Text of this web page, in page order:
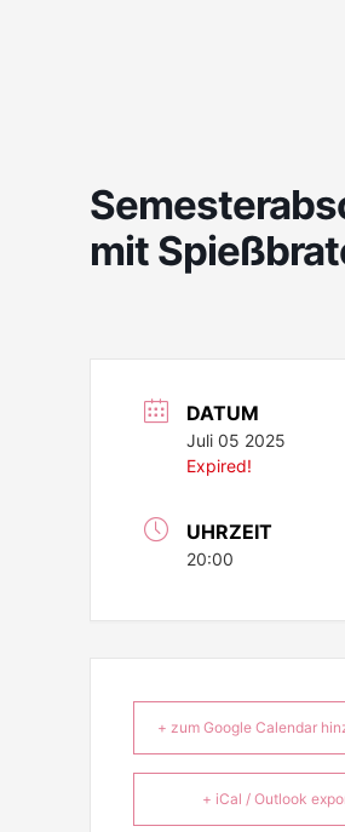
mit
DATUM
Juli 05 2025
Expired!
UHRZEIT
20:00
+ zum Google Calendar
+ iCal / Outlook